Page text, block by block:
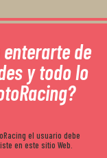
de
y todo lo
el usuario debe
en este sitio Web.